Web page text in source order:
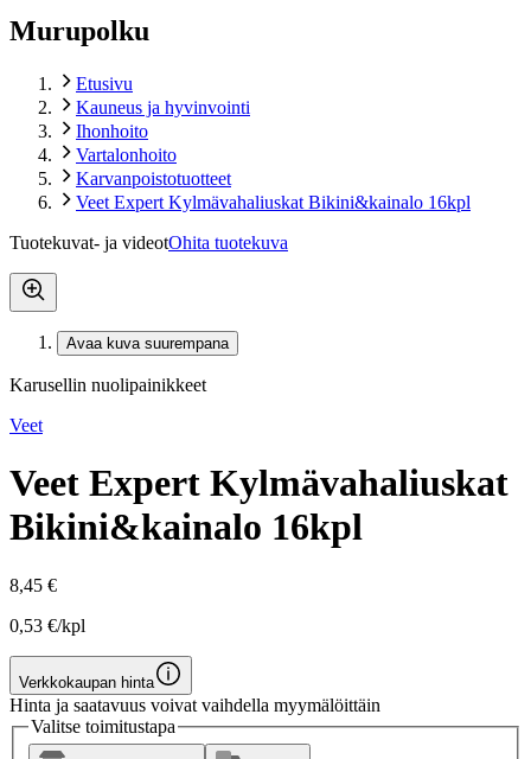
Murupolku
Etusivu
Kauneus ja hyvinvointi
Ihonhoito
Vartalonhoito
Karvanpoistotuotteet
Veet Expert Kylmävahaliuskat Bikini&kainalo 16kpl
Tuotekuvat- ja videotOhita tuotekuva
Avaa kuva suurempana
Karusellin nuolipainikkeet
Veet
Veet Expert Kylmävahaliuskat
Bikini&kainalo 16kpl
8,45 €
0,53 €/kpl
Verkkokaupan hinta
Hinta ja saatavuus voivat vaihdella myymälöittäin
Valitse toimitustapa